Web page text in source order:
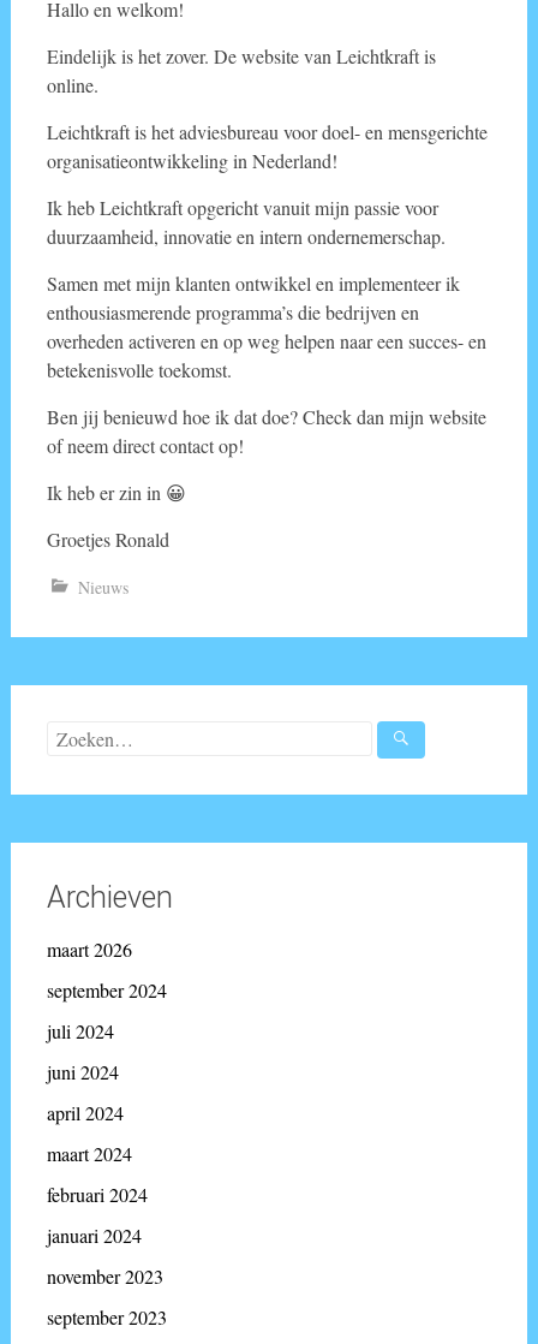
Hallo en welkom!
Eindelijk is het zover. De website van Leichtkraft is
online.
Leichtkraft is het adviesbureau voor doel- en mensgerichte
organisatieontwikkeling in Nederland!
Ik heb Leichtkraft opgericht vanuit mijn passie voor
duurzaamheid, innovatie en intern ondernemerschap.
Samen met mijn klanten ontwikkel en implementeer ik
enthousiasmerende programma’s die bedrijven en
overheden activeren en op weg helpen naar een succes- en
betekenisvolle toekomst.
Ben jij benieuwd hoe ik dat doe? Check dan mijn website
of neem direct contact op!
Ik heb er zin in 😀
Groetjes Ronald
Nieuws
Zoeken
Archieven
maart 2026
september 2024
juli 2024
juni 2024
april 2024
maart 2024
februari 2024
januari 2024
november 2023
september 2023